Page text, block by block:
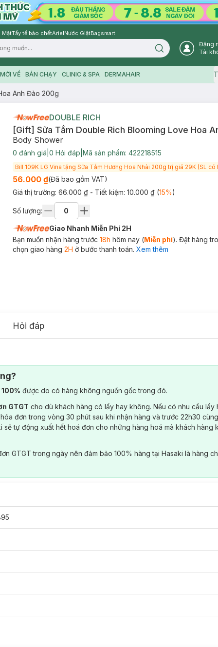
MặtTẩy tế bào chếtArielNước GiặtBagsmart
Search icon
Đăng
Tài
VỀ BÁN CHẠY CLINIC & SPA DERMAHAIR
Anh Đào 200g
DOUBLE RICH
[Gift] Sữa Tắm Double Rich Blooming Love Hoa
Body Shower
0 đánh giá 0 Hỏi đáp Mã sản phẩm: 422218515
Bill 109K LG Vina tặng Sữa Tắm Hương Hoa Nhài 200g trị giá 29K (SL có
56.000 ₫(Đã bao gồm VAT)
Giá thị trường: 66.000 ₫ - Tiết kiệm: 10.000 ₫(15%)
Số lượng:
Giao Nhanh Miễn Phí 2H
Bạn muốn nhận hàng trước 18h hôm nay (Miễn phí). Đặt hàng
chọn giao hàng 2H ở bước thanh toán. Xem thêm
Hỏi đáp
được do có hàng không nguồn gốc trong đó.
GTGT cho dù khách hàng có lấy hay không. Nếu có nhu cầu lấy
đơn trong vòng 30 phút sau khi nhận hàng và trước 22h30
sẽ tự động xuất hết hoá đơn cho những hàng hoá mà khách hàng
GTGT trong ngày nên đảm bảo 100% hàng tại Hasaki là hàng